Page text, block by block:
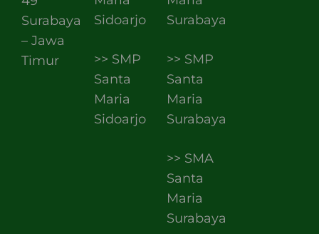
Surabaya
– Jawa
Timur
Sidoarjo
>> SMP
Santa
Maria
Sidoarjo
Surabaya
>> SMP
Santa
Maria
Surabaya
>> SMA
Santa
Maria
Surabaya